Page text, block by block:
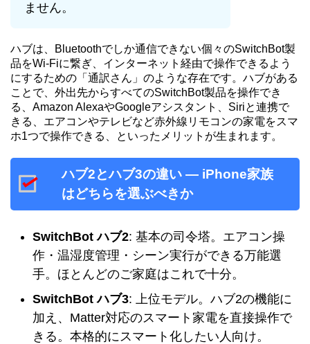
ません。
ハブは、Bluetoothでしか通信できない個々のSwitchBot製
品をWi-Fiに繋ぎ、インターネット経由で操作できるよう
にするための「通訳さん」のような存在です。ハブがある
ことで、外出先からすべてのSwitchBot製品を操作でき
る、Amazon AlexaやGoogleアシスタント、Siriと連携で
きる、エアコンやテレビなど赤外線リモコンの家電をスマ
ホ1つで操作できる、といったメリットが生まれます。
ハブ2とハブ3の違い — iPhone家族
はどちらを選ぶべきか
SwitchBot ハブ2: 基本の司令塔。エアコン操
作・温湿度管理・シーン実行ができる万能選
手。ほとんどのご家庭はこれで十分。
SwitchBot ハブ3: 上位モデル。ハブ2の機能に
加え、Matter対応のスマート家電を直接操作で
きる。本格的にスマート化したい人向け。